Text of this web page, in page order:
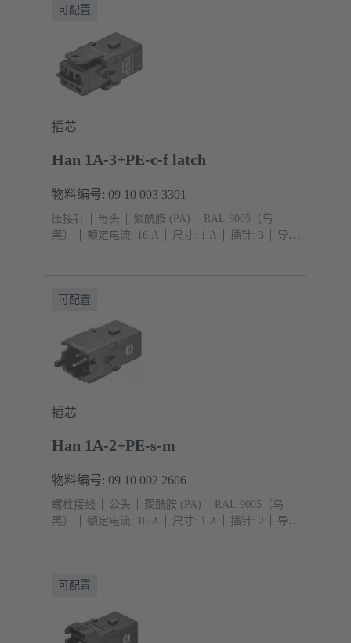
可配置
插芯
Han 1A-3+PE-c-f latch
物料编号: 09 10 003 3301
压接针 母头 聚酰胺 (PA)
RAL 9005（乌
黑）
额定电流: ‌16 A 尺寸: 1 A 插针: 3
导体
可配置
插芯
Han 1A-2+PE-s-m
物料编号: 09 10 002 2606
螺栓接线 公头 聚酰胺 (PA)
RAL 9005（乌
黑）
额定电流: ‌10 A 尺寸: 1 A 插针: 2
导体
可配置